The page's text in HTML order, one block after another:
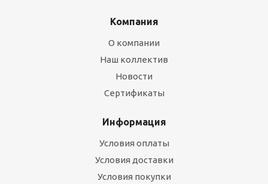
Компания
О компании
Наш коллектив
Новости
Сертификаты
Информация
Условия оплаты
Условия доставки
Условия покупки